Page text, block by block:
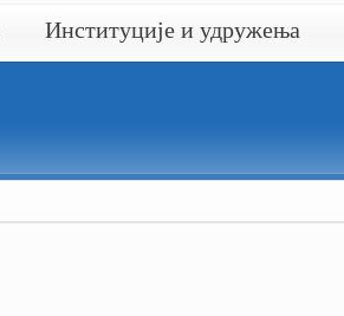
Институције и удружења